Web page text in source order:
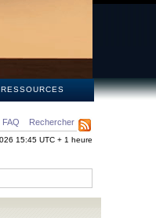
RESSOURCES
FAQ Rechercher
15:45 UTC + 1 heure